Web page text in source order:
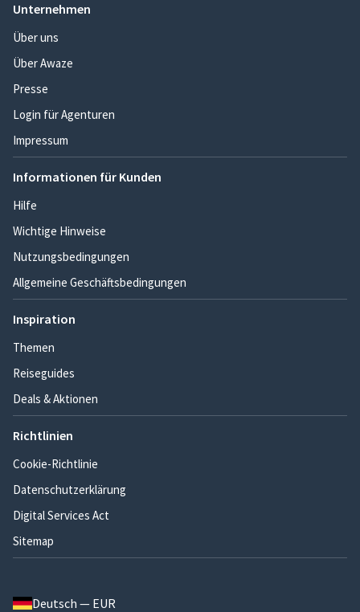
Unternehmen
Über uns
Über Awaze
Presse
Login für Agenturen
Impressum
Informationen für Kunden
Hilfe
Wichtige Hinweise
Nutzungsbedingungen
Allgemeine Geschäftsbedingungen
Inspiration
Themen
Reiseguides
Deals & Aktionen
Richtlinien
Cookie-Richtlinie
Datenschutzerklärung
Digital Services Act
Sitemap
Deutsch — EUR